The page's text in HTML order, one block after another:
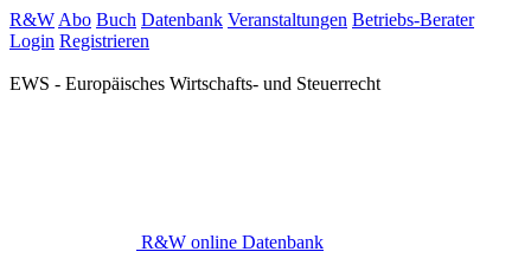
R&W Abo Buch Datenbank Veranstaltungen Betriebs-Berater
Login Registrieren
EWS - Europäisches Wirtschafts- und Steuerrecht
R&W online Datenbank